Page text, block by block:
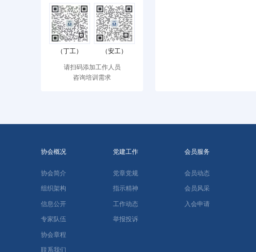
（丁工） （安工）
请扫码添加工作人员
咨询培训需求
协会概况
协会简介
组织架构
信息公开
专家队伍
协会章程
联系我们
党建工作
党章党规
指示精神
工作动态
举报投诉
会员服务
会员动态
会员风采
入会申请